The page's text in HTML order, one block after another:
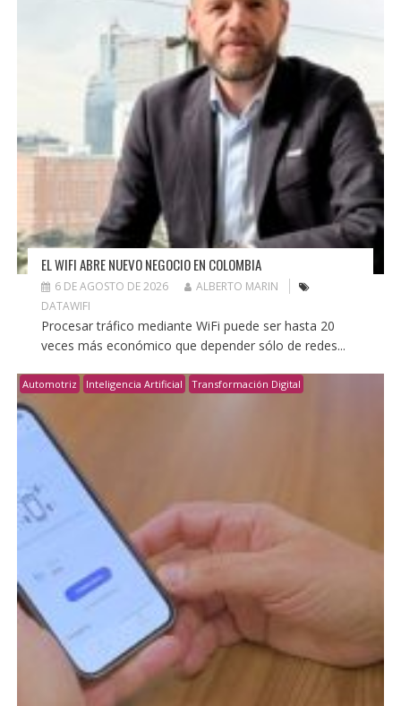
EL WIFI ABRE NUEVO NEGOCIO EN COLOMBIA
6 DE AGOSTO DE 2026
ALBERTO MARIN
DATAWIFI
Procesar tráfico mediante WiFi puede ser hasta 20
veces más económico que depender sólo de redes...
Automotriz Inteligencia Artificial Transformación Digital